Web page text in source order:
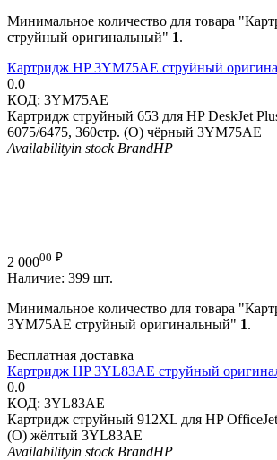
Минимальное количество для товара
струйный оригинальный" 1.
Картридж HP 3YM75AE струйный
0.0
КОД: 3YM75AE
Картридж струйный 653 для HP DeskJet
6075/6475, 360стр. (O) чёрный 3YM75AE
Availabilityin stock BrandHP
2 00000 ₽
Наличие: 399 шт.
Минимальное количество для товара
3YM75AE струйный оригинальный" 1.
Бесплатная доставка
Картридж HP 3YL83AE струйный
0.0
КОД: 3YL83AE
Картридж струйный 912XL для HP
(О) жёлтый 3YL83AE
Availabilityin stock BrandHP